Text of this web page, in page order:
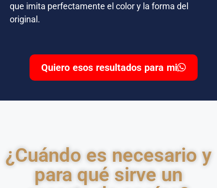
que imita perfectamente el color y la forma del
original.
Quiero esos resultados para mi
¿Cuándo es necesario y
para qué sirve un